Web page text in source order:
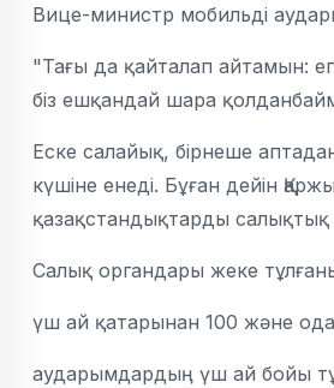
Вице-министр мобильді
"Тағы да қайталап айтамын:
біз ешқандай шара
Еске салайық, бірнеше
күшіне енеді. Бұған дейін
қазақстандықтарды салықтық
Салық органдары жеке
үш ай қатарынан 100 және
аударымдардың үш ай бойы